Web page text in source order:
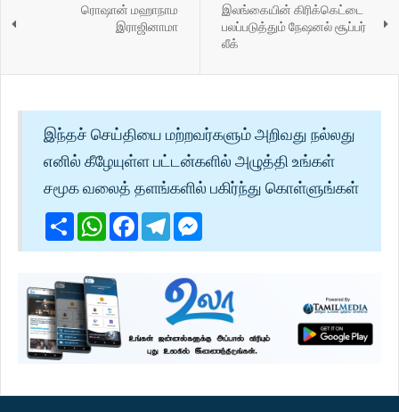
ரொஷான் மஹாநாம
இராஜினாமா
இலங்கையின் கிரிக்கெட்டை
பலப்படுத்தும் நேஷனல் சூப்பர்
லீக்
இந்தச் செய்தியை மற்றவர்களும் அறிவது நல்லது
எனில் கீழேயுள்ள பட்டன்களில் அழுத்தி உங்கள்
சமூக வலைத் தளங்களில் பகிர்ந்து கொள்ளுங்கள்
ShareWhatsApp
Facebook
Telegram